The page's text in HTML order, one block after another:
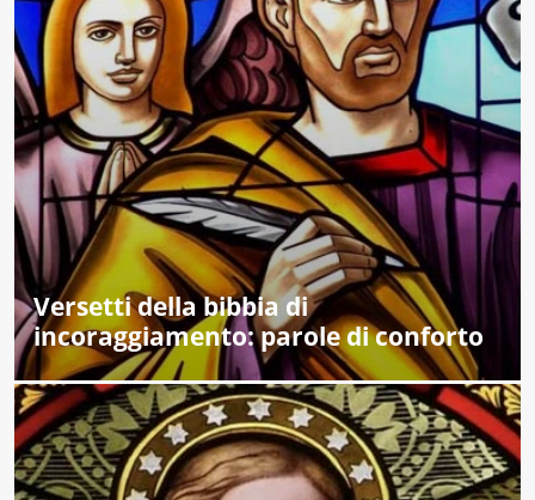
Versetti della bibbia di
incoraggiamento: parole di conforto